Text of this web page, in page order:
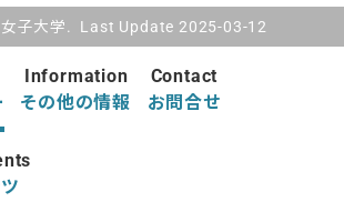
子大学. Last Update 2025-03-12
Information
その他の情報
Contact
お問合せ